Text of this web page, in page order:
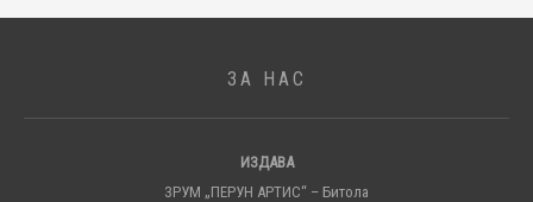
ЗА НАС
ИЗДАВА
ЗРУМ „ПЕРУН АРТИС“ – Битола